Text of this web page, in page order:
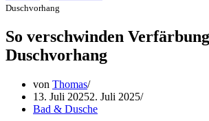
Duschvorhang
So verschwinden
Duschvorhang
von Thomas
13. Juli 20252. Juli 2025
Bad & Dusche